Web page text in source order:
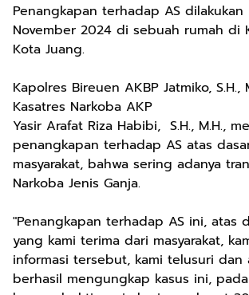
Penangkapan terhadap AS
November 2024 di sebuah rumah di
Kota Juang.
Kapolres Bireuen AKBP Jatmiko, S.H.,
Kasatres Narkoba AKP
Yasir Arafat Riza Habibi, S.H., M.H.,
penangkapan terhadap AS atas
masyarakat, bahwa sering adanya
Narkoba Jenis Ganja.
"Penangkapan terhadap AS ini, atas
yang kami terima dari masyarakat,
informasi tersebut, kami telusuri dan
berhasil mengungkap kasus ini,